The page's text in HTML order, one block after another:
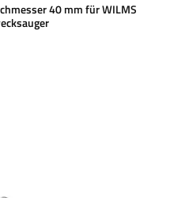
40 mm für WILMS